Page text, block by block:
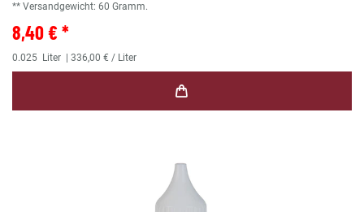
** Versandgewicht: 60 Gramm.
8,40 € *
0.025 Liter | 336,00 € / Liter